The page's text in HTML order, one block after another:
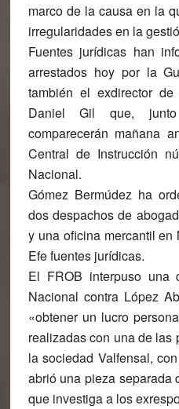
marco de la causa en la
irregularidades en la
Fuentes jurídicas han
arrestados hoy por la
también el exdirector
Daniel Gil que,
comparecerán mañana
Central de Instrucción
Nacional.
Gómez Bermúdez ha
dos despachos de
y una oficina mercantil
Efe fuentes jurídicas.
El FROB interpuso una
Nacional contra López
«obtener un lucro
realizadas con una de las
la sociedad Valfensal,
abrió una pieza separada
que investiga a los